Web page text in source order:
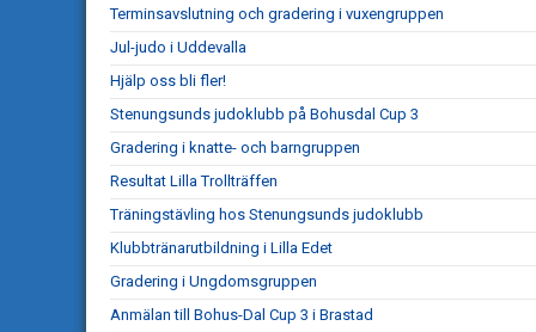
Terminsavslutning och gradering i vuxengruppen
Jul-judo i Uddevalla
Hjälp oss bli fler!
Stenungsunds judoklubb på Bohusdal Cup 3
Gradering i knatte- och barngruppen
Resultat Lilla Trollträffen
Träningstävling hos Stenungsunds judoklubb
Klubbtränarutbildning i Lilla Edet
Gradering i Ungdomsgruppen
Anmälan till Bohus-Dal Cup 3 i Brastad